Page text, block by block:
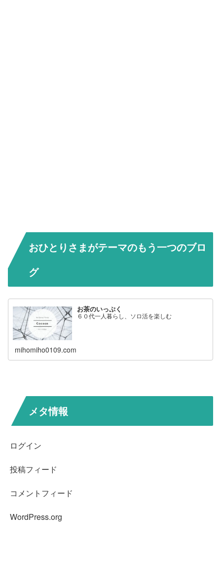
おひとりさまがテーマのもう一つのブロ
グ
お茶のいっぷく
６０代一人暮らし、ソロ活を楽しむ
mihomiho0109.com
メタ情報
ログイン
投稿フィード
コメントフィード
WordPress.org